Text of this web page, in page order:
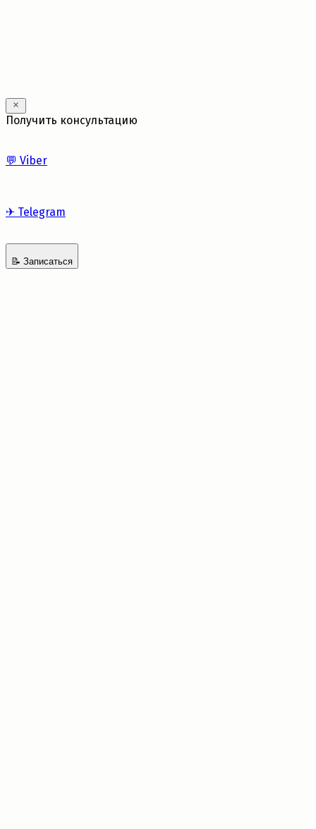
Получить консультацию
💬 Viber
✈ Telegram
📝 Записаться